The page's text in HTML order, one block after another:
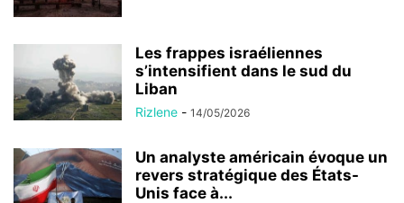
Les frappes israéliennes
s’intensifient dans le sud du
Liban
Rizlene - 14/05/2026
Un analyste américain évoque un
revers stratégique des États-
Unis face à...